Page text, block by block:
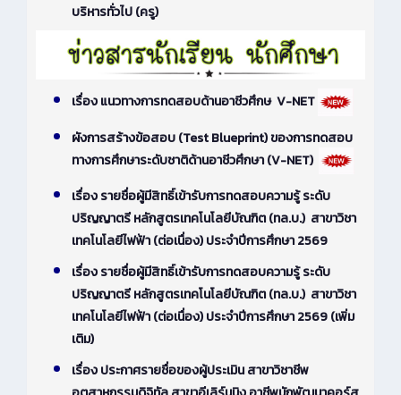
บริหารทั่วไป (ครู)
เรื่อง แนวทางการทดสอบด้านอาชีวศึกษ V-NET
ผังการสร้างข้อสอบ (Test Blueprint) ของการทดสอบ
ทางการศึกษาระดับชาติด้านอาชีวศึกษา (V-NET)
เรื่อง รายชื่อผู้มีสิทธิ์เข้ารับการทดสอบความรู้ ระดับ
ปริญญาตรี หลักสูตรเทคโนโลยีบัณฑิต (ทล.บ.) สาขาวิชา
เทคโนโลยีไฟฟ้า (ต่อเนื่อง) ประจำปีการศึกษา 2569
เรื่อง รายชื่อผู้มีสิทธิ์เข้ารับการทดสอบความรู้ ระดับ
ปริญญาตรี หลักสูตรเทคโนโลยีบัณฑิต (ทล.บ.) สาขาวิชา
เทคโนโลยีไฟฟ้า (ต่อเนื่อง) ประจำปีการศึกษา 2569 (เพิ่ม
เติม)
เรื่อง ประกาศรายชื่อของผู้ประเมิน สาขาวิชาชีพ